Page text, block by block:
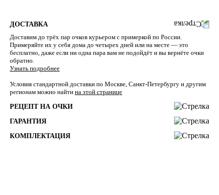
ДОСТАВКА
Доставим до трёх пар очков курьером с примеркой по России.
Примеряйте их у себя дома до четырех дней или на месте — это
бесплатно, даже если ни одна пара вам не подойдёт и вы вернёте очки
обратно.
Узнать подробнее
Условия стандартной доставки по Москве, Санкт-Петербургу и другим
регионам можно найти на этой странице
РЕЦЕПТ НА ОЧКИ
ГАРАНТИЯ
КОМПЛЕКТАЦИЯ